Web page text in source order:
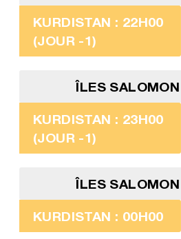
KURDISTAN : 22H00
(JOUR -1)
ÎLES
KURDISTAN : 23H00
(JOUR -1)
ÎLES
KURDISTAN : 00H00